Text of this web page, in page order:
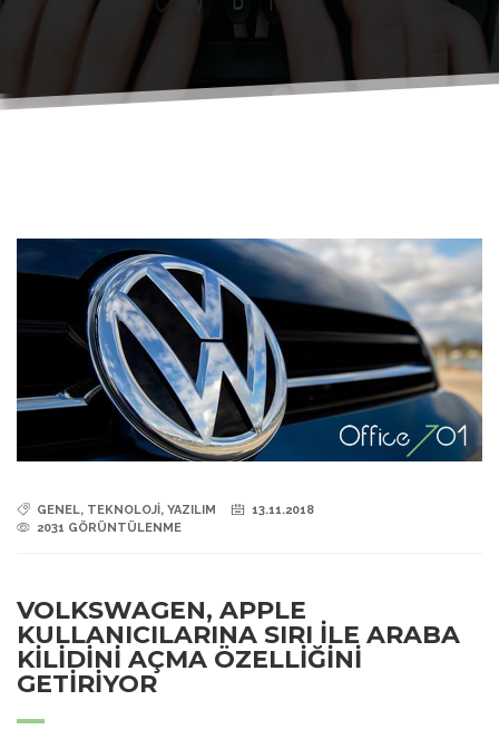
GENEL, TEKNOLOJİ, YAZILIM
13.11.2018
2031 GÖRÜNTÜLENME
VOLKSWAGEN, APPLE
KULLANICILARINA SIRI İLE ARABA
KİLİDİNİ AÇMA ÖZELLİĞİNİ
GETİRİYOR